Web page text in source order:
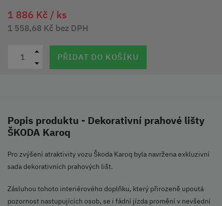
1 886 Kč / ks
1 558,68 Kč bez DPH
PŘIDAT DO KOŠÍKU
Popis produktu - Dekorativní prahové lišty
ŠKODA Karoq
Pro zvýšení atraktivity vozu Škoda Karoq byla navržena exkluzivní
sada dekorativních prahových lišt.
Zásluhou tohoto interiérového doplňku, který přirozeně upoutá
pozornost nastupujících osob, se i fádní jízda promění v nevšední